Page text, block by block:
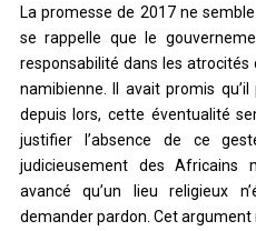
La promesse de 2017 ne
se rappelle que le
responsabilité dans les
namibienne. Il avait promis
depuis lors, cette éventualité
justifier l’absence de ce
judicieusement des Africains
avancé qu’un lieu religieux
demander pardon. Cet